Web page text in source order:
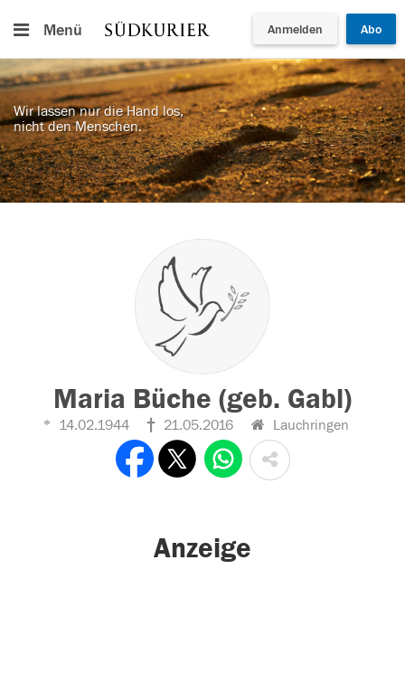
Menü Anmelden Abo
Wir lassen nur die Hand los,
nicht den Menschen.
Maria Büche (geb. Gabl)
14.02.1944 21.05.2016 Lauchringen
Anzeige